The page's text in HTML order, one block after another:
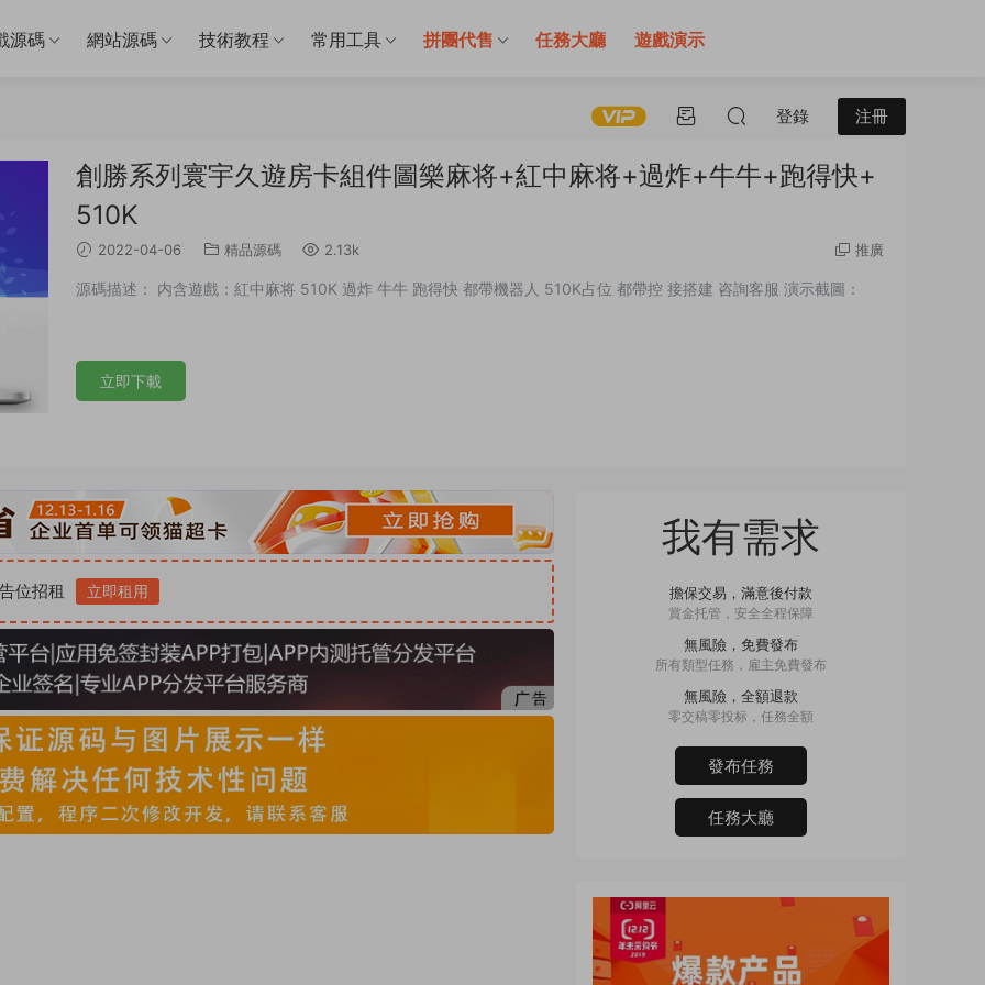
源碼 網站源碼 技術教程 常用工具 拼團代售 任務大廳 遊戲演示
登錄 注冊
創勝系列寰宇久遊房卡組件圖樂麻将+紅中麻将+過炸+牛牛+跑得快+
510K
2022-04-06 精品源碼 2.13k 推廣
源碼描述： 内含遊戲：紅中麻将 510K 過炸 牛牛 跑得快 都帶機器人 510K占位 都帶控 接搭建 咨詢客服 演示截圖：
立即下載
位招租 立即租用
我有需求
擔保交易，滿意後付款
賞金托管，安全全程保障
無風險，免費發布
所有類型任務，雇主免費發布
無風險，全額退款
零交稿零投标，任務全額
發布任務
任務大廳